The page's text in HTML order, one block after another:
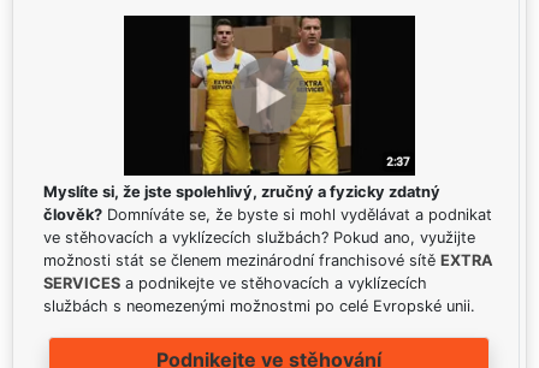
Myslíte si, že jste spolehlivý, zručný a fyzicky zdatný
člověk? Domníváte se, že byste si mohl vydělávat a podnikat
ve stěhovacích a vyklízecích službách? Pokud ano, využijte
možnosti stát se členem mezinárodní franchisové sítě EXTRA
SERVICES a podnikejte ve stěhovacích a vyklízecích
službách s neomezenými možnostmi po celé Evropské unii.
Podnikejte ve stěhování